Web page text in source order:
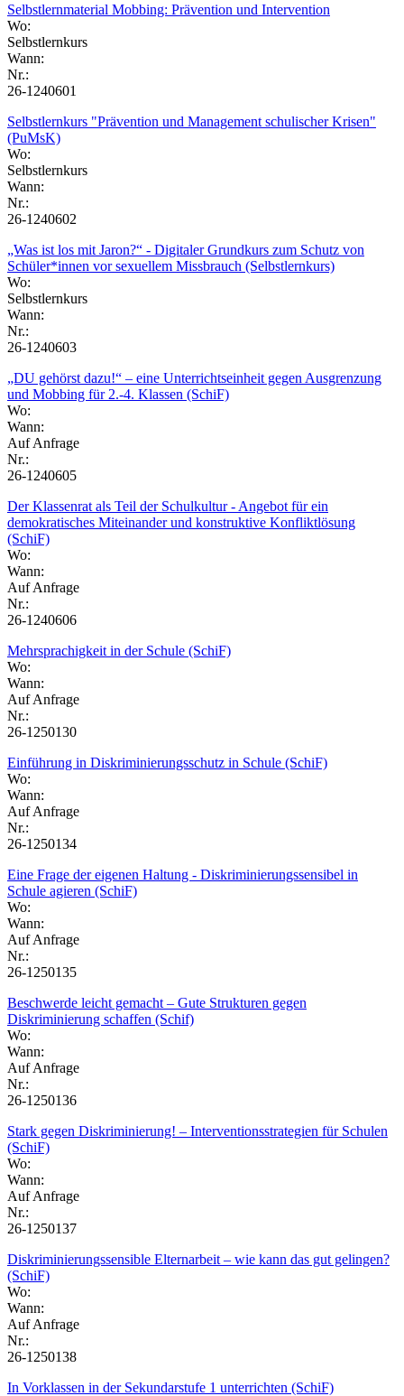
Selbstlernmaterial Mobbing: Prävention und Intervention
Wo:
Selbstlernkurs
Wann:
Nr.:
26-1240601
Selbstlernkurs "Prävention und Management schulischer Krisen"
(PuMsK)
Wo:
Selbstlernkurs
Wann:
Nr.:
26-1240602
„Was ist los mit Jaron?“ - Digitaler Grundkurs zum Schutz von
Schüler*innen vor sexuellem Missbrauch (Selbstlernkurs)
Wo:
Selbstlernkurs
Wann:
Nr.:
26-1240603
„DU gehörst dazu!“ – eine Unterrichtseinheit gegen Ausgrenzung
und Mobbing für 2.-4. Klassen (SchiF)
Wo:
Wann:
Auf Anfrage
Nr.:
26-1240605
Der Klassenrat als Teil der Schulkultur - Angebot für ein
demokratisches Miteinander und konstruktive Konfliktlösung
(SchiF)
Wo:
Wann:
Auf Anfrage
Nr.:
26-1240606
Mehrsprachigkeit in der Schule (SchiF)
Wo:
Wann:
Auf Anfrage
Nr.:
26-1250130
Einführung in Diskriminierungsschutz in Schule (SchiF)
Wo:
Wann:
Auf Anfrage
Nr.:
26-1250134
Eine Frage der eigenen Haltung - Diskriminierungssensibel in
Schule agieren (SchiF)
Wo:
Wann:
Auf Anfrage
Nr.:
26-1250135
Beschwerde leicht gemacht – Gute Strukturen gegen
Diskriminierung schaffen (Schif)
Wo:
Wann:
Auf Anfrage
Nr.:
26-1250136
Stark gegen Diskriminierung! – Interventionsstrategien für Schulen
(SchiF)
Wo:
Wann:
Auf Anfrage
Nr.:
26-1250137
Diskriminierungssensible Elternarbeit – wie kann das gut gelingen?
(SchiF)
Wo:
Wann:
Auf Anfrage
Nr.:
26-1250138
In Vorklassen in der Sekundarstufe 1 unterrichten (SchiF)